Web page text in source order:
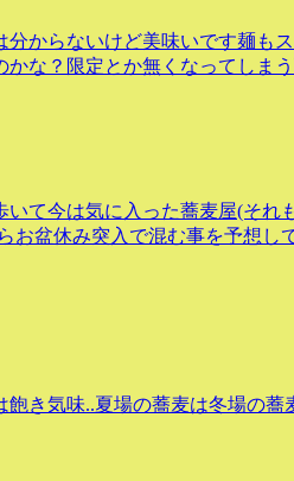
からないけど美味いです麺も
な？限定とか無くなってしまう
て今は気に入った蕎麦屋(それ
盆休み突入で混む事を予想し
き気味..夏場の蕎麦は冬場の蕎